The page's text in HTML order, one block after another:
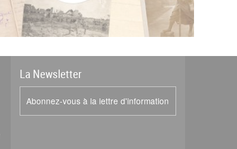
La Newsletter
Abonnez-vous à la lettre d'information